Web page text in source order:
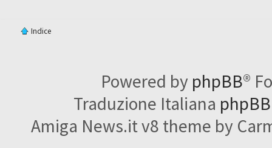
Indice
Powered by phpBB®
Traduzione Italiana
Amiga News.it v8 theme by